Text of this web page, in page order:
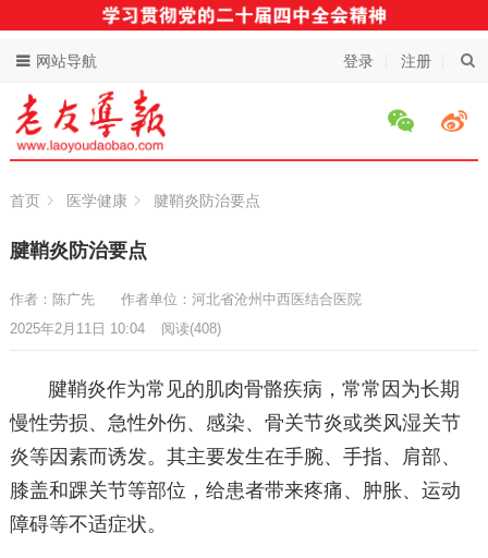
登录 注册
网站导航
首页 医学健康 腱鞘炎防治要点
腱鞘炎防治要点
作者：陈广先
作者单位：河北省沧州中西医结合医院
2025年2月11日 10:04
阅读(408)
腱鞘炎作为常见的肌肉骨骼疾病，常常因为长期
慢性劳损、急性外伤、感染、骨关节炎或类风湿关节
炎等因素而诱发。其主要发生在手腕、手指、肩部、
膝盖和踝关节等部位，给患者带来疼痛、肿胀、运动
障碍等不适症状。